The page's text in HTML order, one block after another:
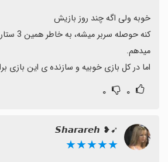
اما در کل بازی خوبیه و سازنده ی این
۰ ۰
➹❥ 𝙎𝙝𝙖𝙧𝙖𝙧𝙚𝙝
★★★★★